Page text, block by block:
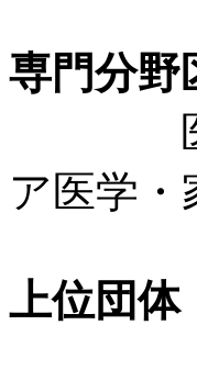
専門分野
医学/
ア医学・
上位団体